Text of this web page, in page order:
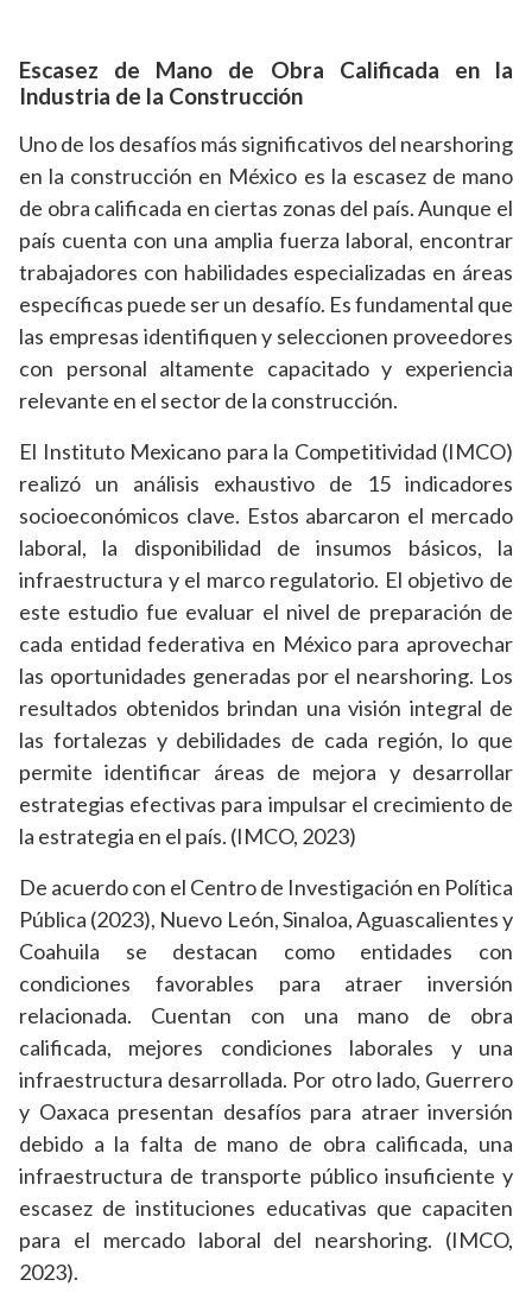
Escasez de Mano de Obra Calificada en la
Industria de la Construcción
Uno de los desafíos más significativos del nearshoring
en la construcción en México es la escasez de mano
de obra calificada en ciertas zonas del país. Aunque el
país cuenta con una amplia fuerza laboral, encontrar
trabajadores con habilidades especializadas en áreas
específicas puede ser un desafío. Es fundamental que
las empresas identifiquen y seleccionen proveedores
con personal altamente capacitado y experiencia
relevante en el sector de la construcción.
El Instituto Mexicano para la Competitividad (IMCO)
realizó un análisis exhaustivo de 15 indicadores
socioeconómicos clave. Estos abarcaron el mercado
laboral, la disponibilidad de insumos básicos, la
infraestructura y el marco regulatorio. El objetivo de
este estudio fue evaluar el nivel de preparación de
cada entidad federativa en México para aprovechar
las oportunidades generadas por el nearshoring. Los
resultados obtenidos brindan una visión integral de
las fortalezas y debilidades de cada región, lo que
permite identificar áreas de mejora y desarrollar
estrategias efectivas para impulsar el crecimiento de
la estrategia en el país. (IMCO, 2023)
De acuerdo con el Centro de Investigación en Política
Pública (2023), Nuevo León, Sinaloa, Aguascalientes y
Coahuila se destacan como entidades con
condiciones favorables para atraer inversión
relacionada. Cuentan con una mano de obra
calificada, mejores condiciones laborales y una
infraestructura desarrollada. Por otro lado, Guerrero
y Oaxaca presentan desafíos para atraer inversión
debido a la falta de mano de obra calificada, una
infraestructura de transporte público insuficiente y
escasez de instituciones educativas que capaciten
para el mercado laboral del nearshoring. (IMCO,
2023).